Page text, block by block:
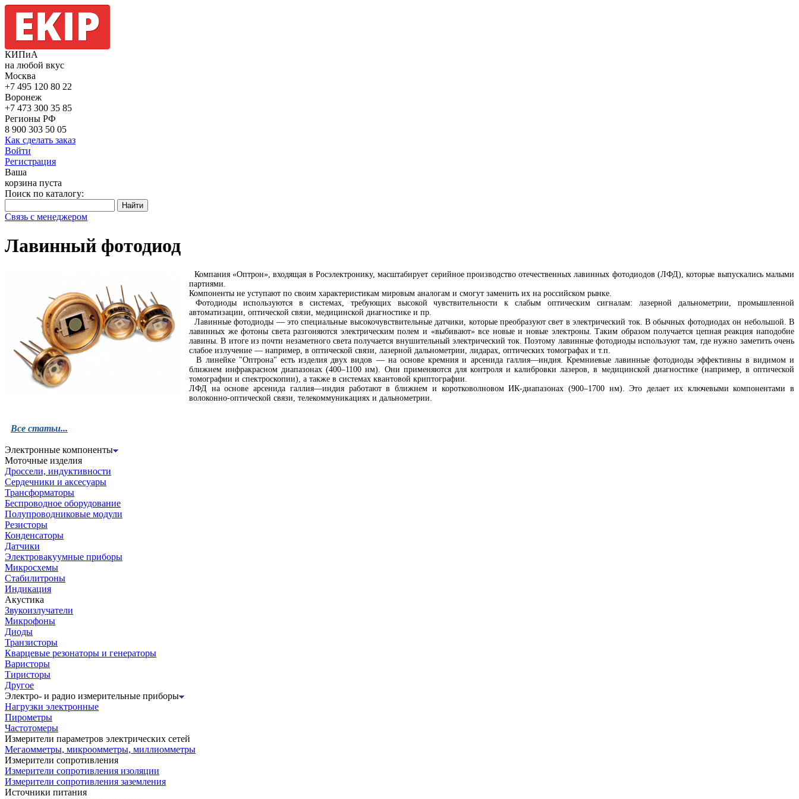
КИПиА
на любой вкус
Москва
+7 495 120 80 22
Воронеж
+7 473 300 35 85
Регионы РФ
8 900 303 50 05
Как сделать заказ
Войти
Регистрация
Ваша
корзина пуста
Поиск по каталогу:
Связь с менеджером
Лавинный фотодиод
Компания «Оптрон», входящая в Росэлектронику, масштабирует серийное производство отечественных лавинных фотодиодов (ЛФД), которые выпускались малыми
партиями.
Компоненты не уступают по своим характеристикам мировым аналогам и смогут заменить их на российском рынке.
Фотодиоды используются в системах, требующих высокой чувствительности к слабым оптическим сигналам: лазерной дальнометрии, промышленной
автоматизации, оптической связи, медицинской диагностике и пр.
Лавинные фотодиоды — это специальные высокочувствительные датчики, которые преобразуют свет в электрический ток. В обычных фотодиодах он небольшой. В
лавинных же фотоны света разгоняются электрическим полем и «выбивают» все новые и новые электроны. Таким образом получается цепная реакция наподобие
лавины. В итоге из почти незаметного света получается внушительный электрический ток. Поэтому лавинные фотодиоды используют там, где нужно заметить очень
слабое излучение — например, в оптической связи, лазерной дальнометрии, лидарах, оптических томографах и т.п.
В линейке "Оптрона" есть изделия двух видов — на основе кремния и арсенида галлия—индия. Кремниевые лавинные фотодиоды эффективны в видимом и
ближнем инфракрасном диапазонах (400–1100 нм). Они применяются для контроля и калибровки лазеров, в медицинской диагностике (например, в оптической
томографии и спектроскопии), а также в системах квантовой криптографии.
ЛФД на основе арсенида галлия—индия работают в ближнем и коротковолновом ИК-диапазонах (900–1700 нм). Это делает их ключевыми компонентами в
волоконно-оптической связи, телекоммуникациях и дальнометрии.
Все статьи...
Электронные компоненты
Моточные изделия
Дроссели, индуктивности
Сердечники и аксесуары
Трансформаторы
Беспроводное оборудование
Полупроводниковые модули
Резисторы
Конденсаторы
Датчики
Электровакуумные приборы
Микросхемы
Стабилитроны
Индикация
Акустика
Звукоизлучатели
Микрофоны
Диоды
Транзисторы
Кварцевые резонаторы и генераторы
Варисторы
Тиристоры
Другое
Электро- и радио измерительные приборы
Нагрузки электронные
Пирометры
Частотомеры
Измерители параметров электрических сетей
Мегаомметры, микроомметры, миллиомметры
Измерители сопротивления
Измерители сопротивления изоляции
Измерители сопротивления заземления
Источники питания